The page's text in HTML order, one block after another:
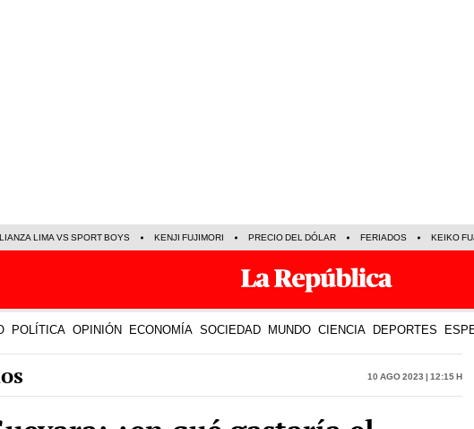
LIMA VS SPORT BOYS KENJI FUJIMORI PRECIO DEL DÓLAR FERIADOS KEIKO
POLÍTICA OPINIÓN ECONOMÍA SOCIEDAD MUNDO CIENCIA DEPORTES
10 Ago 2023 | 12:15 h